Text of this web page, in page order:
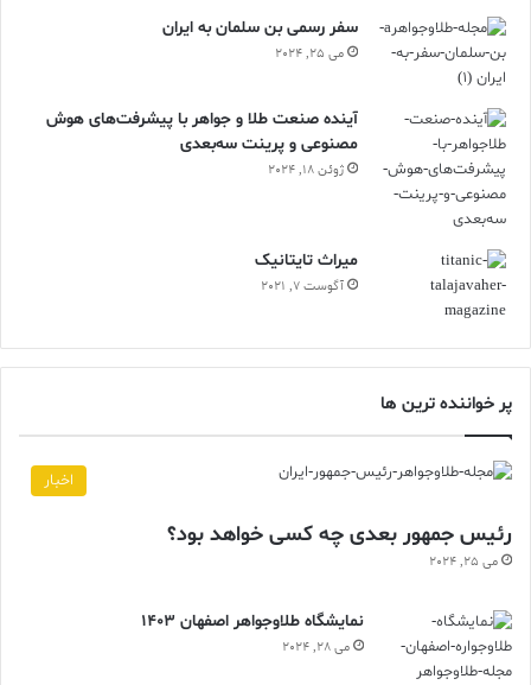
سفر رسمی بن سلمان به ایران
می 25, 2024
آینده صنعت طلا و جواهر با پیشرفت‌های هوش
مصنوعی و پرینت سه‌بعدی
ژوئن 18, 2024
ميراث تايتانيک
آگوست 7, 2021
پر خواننده ترین ها
اخبار
رئیس جمهور بعدی چه کسی خواهد بود؟
می 25, 2024
نمایشگاه طلاوجواهر اصفهان 1403
می 28, 2024